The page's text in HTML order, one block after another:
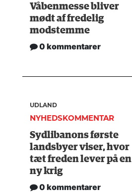
Våbenmesse bliver
mødt af fredelig
modstemme
0 kommentarer
UDLAND
NYHEDSKOMMENTAR
Sydlibanons første
landsbyer viser, hvor
tæt freden lever på en
ny krig
0 kommentarer